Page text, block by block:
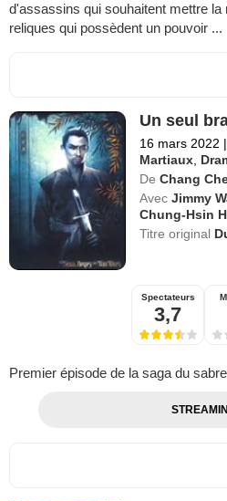
d'assassins qui souhaitent mettre
reliques qui possèdent un pouvoir ...
Un seul
16 mars 2022 |
Martiaux
De Chang
Avec Jimmy
Chung-Hsin
Titre original
Spectateurs
3,7
Premier épisode de la saga du